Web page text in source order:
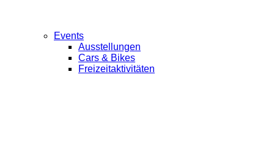
Events
Ausstellungen
Cars & Bikes
Freizeitaktivitäten